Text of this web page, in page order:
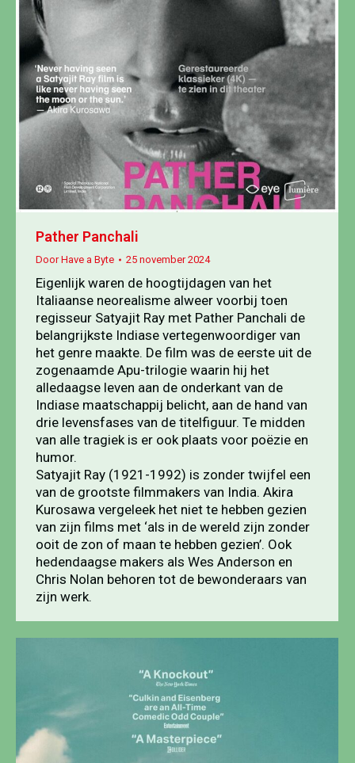
Pather Panchali
DoorHave a Byte 25 november 2024
Eigenlijk waren de hoogtijdagen van het
Italiaanse neorealisme alweer voorbij toen
regisseur Satyajit Ray met Pather Panchali de
belangrijkste Indiase vertegenwoordiger van
het genre maakte. De film was de eerste uit de
zogenaamde Apu-trilogie waarin hij het
alledaagse leven aan de onderkant van de
Indiase maatschappij belicht, aan de hand van
drie levensfases van de titelfiguur. Te midden
van alle tragiek is er ook plaats voor poëzie en
humor.
Satyajit Ray (1921-1992) is zonder twijfel een
van de grootste filmmakers van India. Akira
Kurosawa vergeleek het niet te hebben gezien
van zijn films met ‘als in de wereld zijn zonder
ooit de zon of maan te hebben gezien’. Ook
hedendaagse makers als Wes Anderson en
Chris Nolan behoren tot de bewonderaars van
zijn werk.